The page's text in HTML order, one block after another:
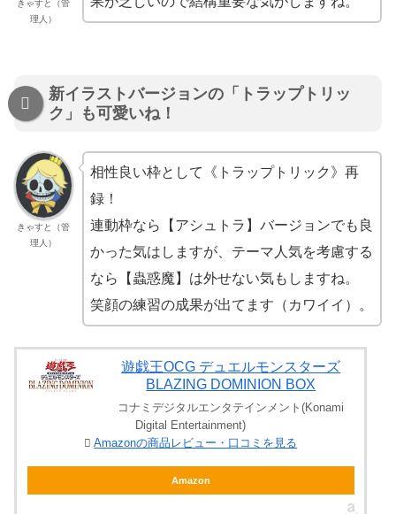
きゃすと（管
理人）
新イラストバージョンの「トラップトリッ
ク」も可愛いね！
きゃすと（管
理人）
相性良い枠として《トラップトリック》再
録！
連動枠なら【アシュトラ】バージョンでも良
かった気はしますが、テーマ人気を考慮する
なら【蟲惑魔】は外せない気もしますね。
笑顔の練習の成果が出てます（カワイイ）。
遊戯王OCG デュエルモンスターズ
BLAZING DOMINION BOX
コナミデジタルエンタテインメント(Konami
Digital Entertainment)
Amazonの商品レビュー・口コミを見る
Amazon